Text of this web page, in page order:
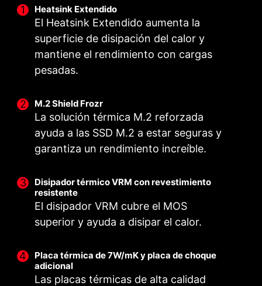
Heatsink Extendido
El Heatsink Extendido aumenta la
superficie de disipación del calor y
mantiene el rendimiento con cargas
pesadas.
M.2 Shield Frozr
La solución térmica M.2 reforzada
ayuda a las SSD M.2 a estar seguras y
garantiza un rendimiento increíble.
Disipador térmico VRM con revestimiento
resistente
El disipador VRM cubre el MOS
superior y ayuda a disipar el calor.
Placa térmica de 7W/mK y placa de choque
adicional
Las placas térmicas de alta calidad
POTENCIA DIGITAL
corriente a la CPU de forma
más rápida y sin distorsiones.
CONECTORES DE
ALIMENTACIÓN DOBLES
brindan la potencia ideal para
una CPU multinúcleo
overclockeada.
CORE BOOST
condiciones perfectas para el
overclocking de la CPU.
SOLUCIÓN PCB OPTIMIZADA